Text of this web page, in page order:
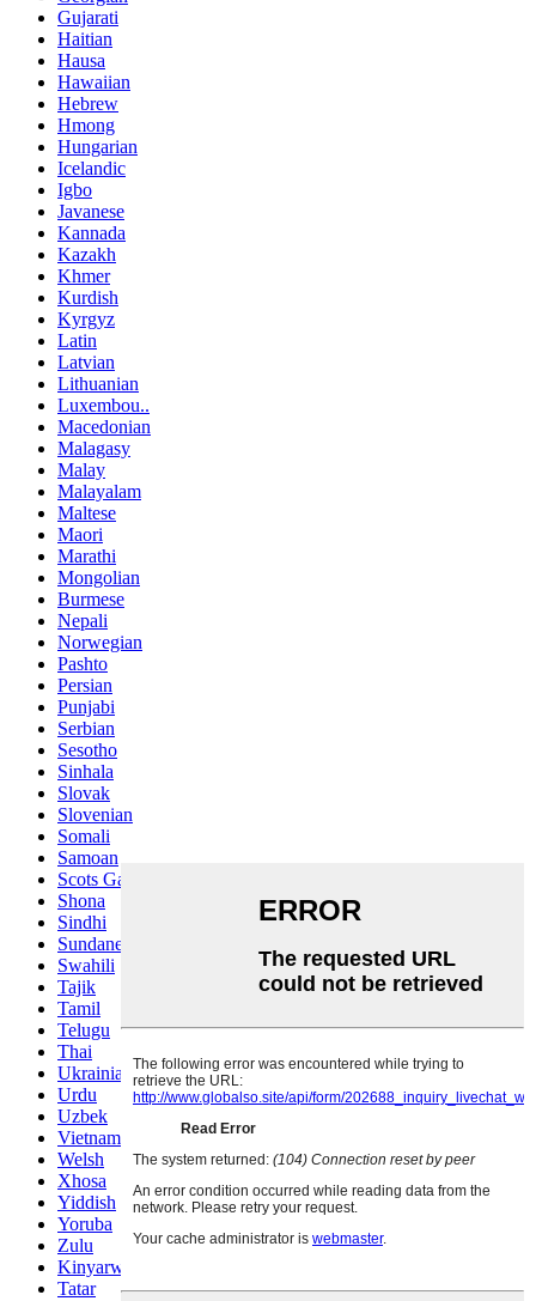
Gujarati
Haitian
Hausa
Hawaiian
Hebrew
Hmong
Hungarian
Icelandic
Igbo
Javanese
Kannada
Kazakh
Khmer
Kurdish
Kyrgyz
Latin
Latvian
Lithuanian
Luxembou..
Macedonian
Malagasy
Malay
Malayalam
Maltese
Maori
Marathi
Mongolian
Burmese
Nepali
Norwegian
Pashto
Persian
Punjabi
Serbian
Sesotho
Sinhala
Slovak
Slovenian
Somali
Samoan
Scots Gaelic
Shona
Sindhi
Sundanese
Swahili
Tajik
Tamil
Telugu
Thai
Ukrainian
Urdu
Uzbek
Vietnamese
Welsh
Xhosa
Yiddish
Yoruba
Zulu
Kinyarwanda
Tatar